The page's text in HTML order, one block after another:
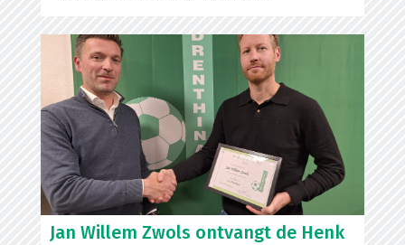
Jan Willem Zwols ontvangt de Henk